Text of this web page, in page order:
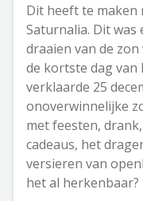
Dit heeft te maken
Saturnalia. Dit
draaien van de
de kortste dag van
verklaarde 25
onoverwinnelijke
met feesten,
cadeaus, het
versieren van
het al herkenbaar?